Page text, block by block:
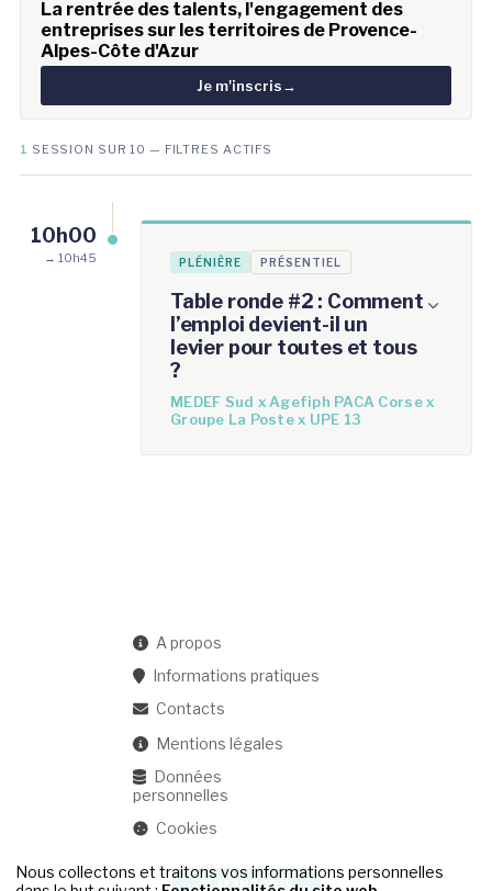
La rentrée des talents, l'engagement des
entreprises sur les territoires de Provence-
Alpes-Côte d'Azur
Je m'inscris→
1 SESSION SUR 10 — FILTRES ACTIFS
10h00
→ 10h45 PLÉNIÈRE PRÉSENTIEL
Table ronde #2 : Comment
l’emploi devient-il un
levier pour toutes et tous
?
MEDEF Sud x Agefiph PACA Corse x
Groupe La Poste x UPE 13
A propos
Informations pratiques
Contacts
Mentions légales
Données
personnelles
Cookies
JE M'INSCRIS
Nous collectons et traitons vos informations personnelles